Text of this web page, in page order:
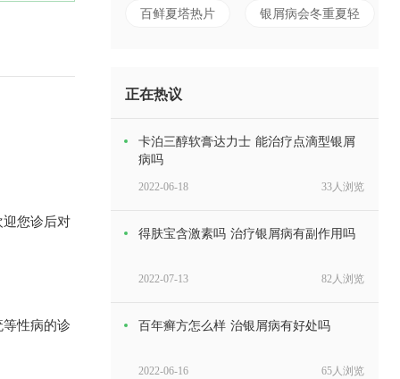
您诊后对
性病的诊
百鲜夏塔热片 银屑病会冬重夏轻
正在热议
卡泊三醇软膏达力士 能治疗点滴型银屑
病吗
2022-06-18 33人浏览
得肤宝含激素吗 治疗银屑病有副作用吗
2022-07-13 82人浏览
百年癣方怎么样 治银屑病有好处吗
2022-06-16 65人浏览